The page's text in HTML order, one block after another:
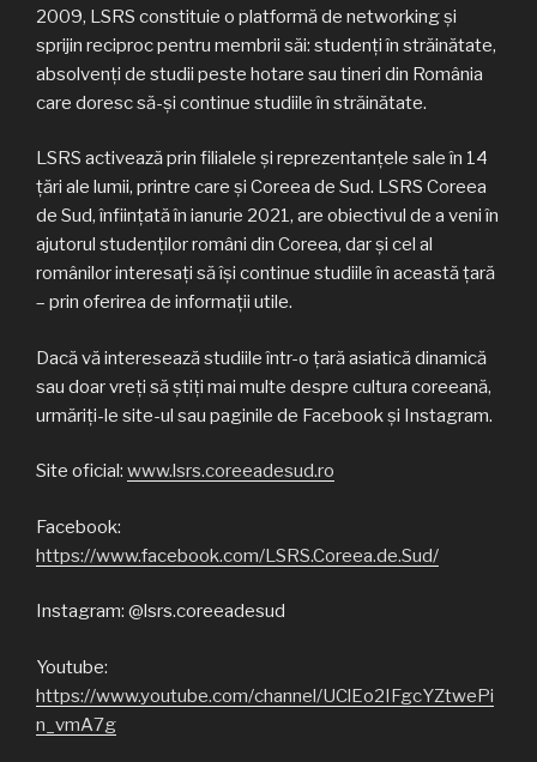
2009, LSRS constituie o platformă de networking și
sprijin reciproc pentru membrii săi: studenți în străinătate,
absolvenți de studii peste hotare sau tineri din România
care doresc să-și continue studiile în străinătate.
LSRS activează prin filialele și reprezentanțele sale în 14
țări ale lumii, printre care și Coreea de Sud. LSRS Coreea
de Sud, înființată în ianurie 2021, are obiectivul de a veni în
ajutorul studenților români din Coreea, dar și cel al
românilor interesați să își continue studiile în această țară
– prin oferirea de informații utile.
Dacă vă interesează studiile într-o țară asiatică dinamică
sau doar vreți să știți mai multe despre cultura coreeană,
urmăriți-le site-ul sau paginile de Facebook și Instagram.
Site oficial: www.lsrs.coreeadesud.ro
Facebook:
https://www.facebook.com/LSRS.Coreea.de.Sud/
Instagram: @lsrs.coreeadesud
Youtube:
https://www.youtube.com/channel/UClEo2IFgcYZtwePi
n_vmA7g